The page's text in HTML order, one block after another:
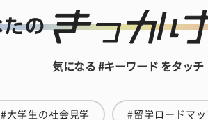
気になる #キーワード をタッチ
#大学生の社会見学 #留学ロードマッ